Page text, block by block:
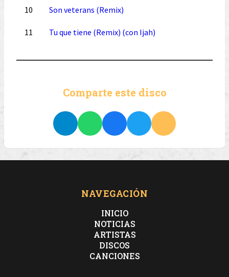
10 Son veterans (Remix)
11 Tu que tiene (Remix) (con Ijah)
Comparte este disco
NAVEGACIÓN
INICIO
NOTICIAS
ARTISTAS
DISCOS
CANCIONES